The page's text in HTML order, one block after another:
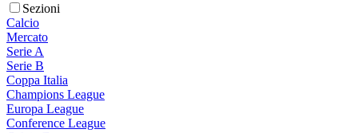
Sezioni
Calcio
Mercato
Serie A
Serie B
Coppa Italia
Champions League
Europa League
Conference League